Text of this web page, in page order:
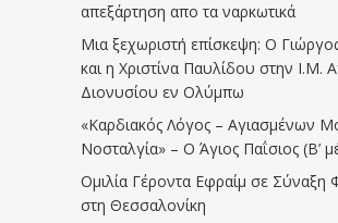
απεξάρτηση απο τα ναρκωτικά
Μια ξεχωριστή επίσκεψη: Ο
και η Χριστίνα Παυλίδου στην Ι.Μ.
Διονυσίου εν Ολύμπω
«Καρδιακός Λόγος – Αγιασμένων
Νοσταλγία» – Ο Άγιος Παΐσιος (Β’
Ομιλία Γέροντα Εφραίμ σε Σύναξη
στη Θεσσαλονίκη